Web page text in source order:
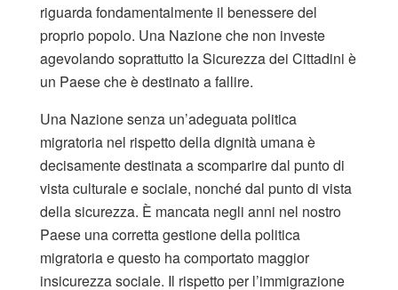
riguarda fondamentalmente il benessere del
proprio popolo. Una Nazione che non investe
agevolando soprattutto la Sicurezza dei Cittadini è
un Paese che è destinato a fallire.
Una Nazione senza un’adeguata politica
migratoria nel rispetto della dignità umana è
decisamente destinata a scomparire dal punto di
vista culturale e sociale, nonché dal punto di vista
della sicurezza. È mancata negli anni nel nostro
Paese una corretta gestione della politica
migratoria e questo ha comportato maggior
insicurezza sociale. Il rispetto per l’immigrazione